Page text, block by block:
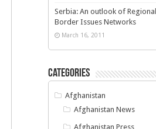
Serbia: An outlook of
Border Issues Networks
March 16, 2011
Categories
Afghanistan
Afghanistan News
Afghanistan Press